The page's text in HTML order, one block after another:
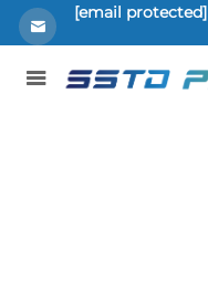
[email protected]